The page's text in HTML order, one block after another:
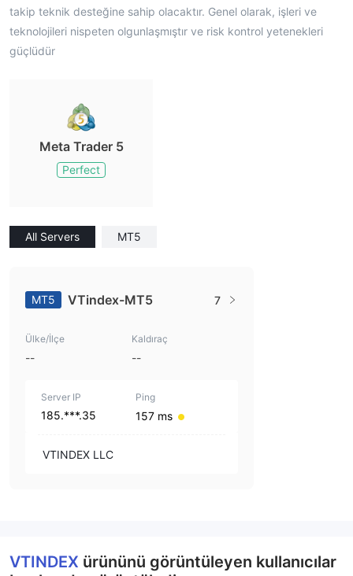
takip teknik desteğine sahip olacaktır. Genel olarak, işleri ve
teknolojileri nispeten olgunlaşmıştır ve risk kontrol yetenekleri
güçlüdür
Meta Trader 5
Perfect
All Servers MT5
MT5 VTindex-MT5 7
Ülke/İlçe
--
Kaldıraç
--
Server IP
185.***.35
Ping
157 ms
VTINDEX LLC
VTINDEX ürününü görüntüleyen kullanıcılar